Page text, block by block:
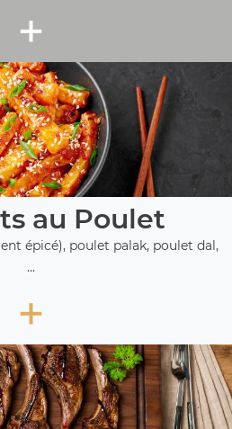
+
au Poulet
épicé), poulet palak, poulet dal,
...
+